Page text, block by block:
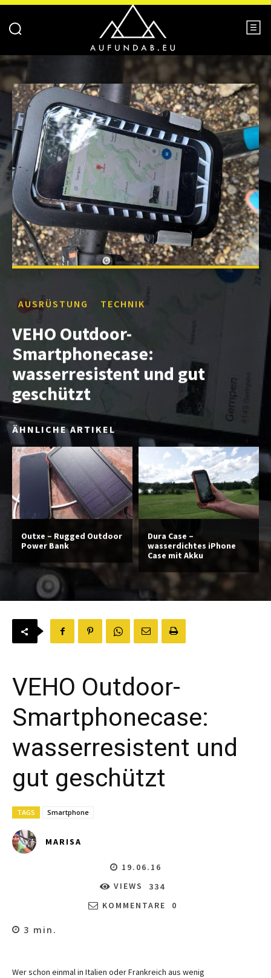
AUSRÜSTUNG TECHNIK
VEHO Outdoor-
Smartphonecase:
wasserresistent und gut
geschützt
ÄHNLICHE ARTIKEL
Outxe – Rugged Outdoor
Power Bank
Dura Case –
wasserdichtes iPhone
Case mit Akku
VEHO Outdoor-
Smartphonecase:
wasserresistent und
gut geschützt
TAGS Smartphone
MARISA
19.06.16
VIEWS
334
KOMMENTARE
0
3 min.
Wer schon einmal in Italien oder Frankreich aus wenig